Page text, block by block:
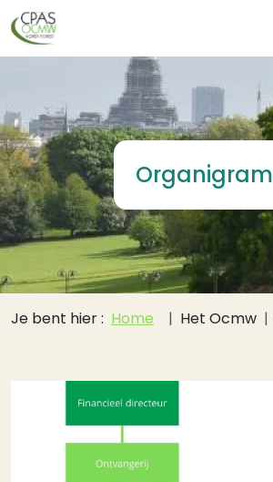
Overslaan en naar de inhoud gaan
Organigram
Kruimelpad
Je bent hier : Home Het Ocmw